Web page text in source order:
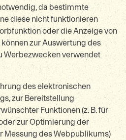
da bestimmte
diese nicht funktionieren
oder die Anzeige von
zur Auswertung des
Werbezwecken verwendet
des elektronischen
zur Bereitstellung
Funktionen (z. B. für
zur Optimierung der
Messung des Webpublikums)